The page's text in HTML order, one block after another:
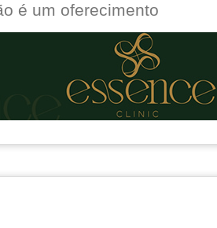
é um oferecimento